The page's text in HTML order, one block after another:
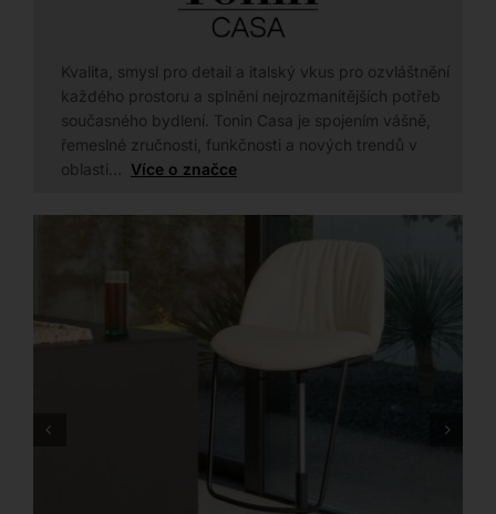
Kvalita, smysl pro detail a italský vkus pro ozvláštnění
každého prostoru a splnění nejrozmanitějších potřeb
současného bydlení. Tonin Casa je spojením vášně,
řemeslné zručnosti, funkčnosti a nových trendů v
oblasti… Více o značce